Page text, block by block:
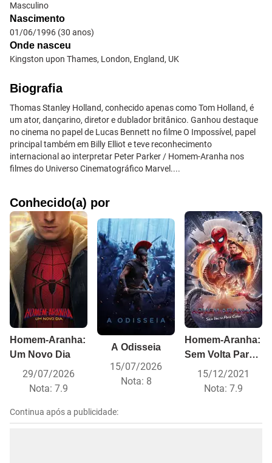
Masculino
Nascimento
01/06/1996 (30 anos)
Onde nasceu
Kingston upon Thames, London, England, UK
Biografia
Thomas Stanley Holland, conhecido apenas como Tom Holland, é
um ator, dançarino, diretor e dublador britânico. Ganhou destaque
no cinema no papel de Lucas Bennett no filme O Impossível, papel
principal também em Billy Elliot e teve reconhecimento
internacional ao interpretar Peter Parker / Homem-Aranha nos
filmes do Universo Cinematográfico Marvel....
Conhecido(a) por
Homem-Aranha:
Um Novo Dia
29/07/2026
Nota: 7.9
A Odisseia
15/07/2026
Nota: 8
Homem-Aranha:
Sem Volta Para
Casa15/12/2021
Nota: 7.9
Continua após a publicidade: